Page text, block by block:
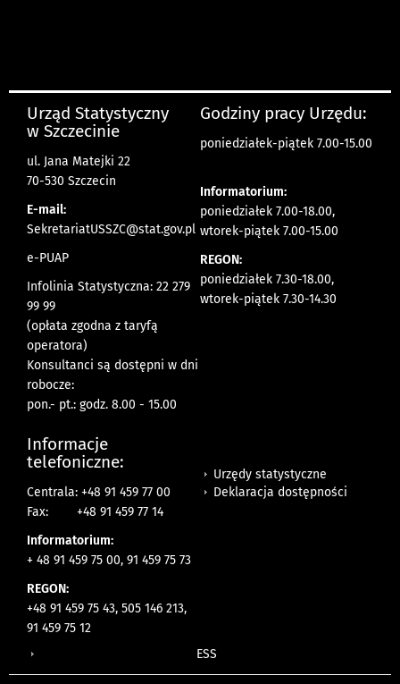
Urząd Statystyczny
w Szczecinie
ul. Jana Matejki 22
70-530 Szczecin
E-mail:
SekretariatUSSZC@stat.gov.pl
e-PUAP
Infolinia Statystyczna: 22 279
99 99
(opłata zgodna z taryfą
operatora)
Konsultanci są dostępni w dni
robocze:
pon.- pt.: godz. 8.00 - 15.00
Godziny pracy Urzędu:
poniedziałek-piątek 7.00-15.00
Informatorium:
poniedziałek 7.00-18.00,
wtorek-piątek 7.00-15.00
REGON:
poniedziałek 7.30-18.00,
wtorek-piątek 7.30-14.30
Informacje
telefoniczne:
Centrala: +48 91 459 77 00
Fax:
+48 91 459 77 14
Informatorium:
+ 48 91 459 75 00, 91 459 75 73
REGON:
+48 91 459 75 43, 505 146 213,
91 459 75 12
Urzędy statystyczne
Deklaracja dostępności
ESS